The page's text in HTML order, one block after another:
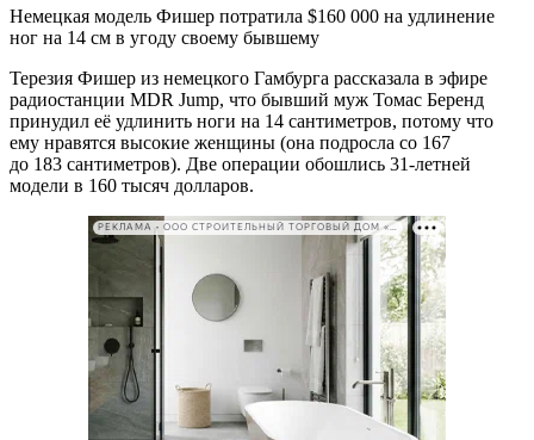
Немецкая модель Фишер потратила $160 000 на удлинение
ног на 14 см в угоду своему бывшему
Терезия Фишер из немецкого Гамбурга рассказала в эфире
радиостанции MDR Jump, что бывший муж Томас Беренд
принудил её удлинить ноги на 14 сантиметров, потому что
ему нравятся высокие женщины (она подросла со 167
до 183 сантиметров). Две операции обошлись 31-летней
модели в 160 тысяч долларов.
РЕКЛАМА • ООО СТРОИТЕЛЬНЫЙ ТОРГОВЫЙ ДОМ «ПЕТРОВИЧ». ИНН: 7802348846